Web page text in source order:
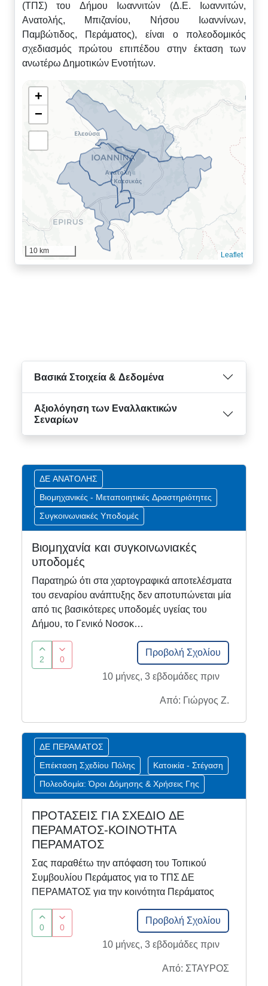
(ΤΠΣ)του Δήμου Ιωαννιτών (Δ.E. Ιωαννιτών,
Ανατολής,
Μπιζανίου, Νήσου Ιωαννίνων,
Παμβώτιδος, Περάματος),είναι ο πολεοδομικός
σχεδιασμός πρώτου επιπέδου στην έκταση των
ανωτέρω Δημοτικών Ενοτήτων.
+
−
10 km Leaflet
Βασικά Στοιχεία & Δεδομένα
Αξιολόγηση των Εναλλακτικών
Σεναρίων
ΔΕ ΑΝΑΤΟΛΗΣ
Βιομηχανικές - Μεταποιητικές Δραστηριότητες
Συγκοινωνιακές Υποδομές
Βιομηχανία και συγκοινωνιακές
υποδομές
Παρατηρώ ότι στα χαρτογραφικά αποτελέσματα
του σεναρίου ανάπτυξης δεν αποτυπώνεται μία
από τις βασικότερες υποδομές υγείας του
Δήμου, το Γενικό Νοσοκ…
2 0
Προβολή Σχολίου
10 μήνες, 3 εβδομάδες πριν
Από: Γιώργος Ζ.
ΔΕ ΠΕΡΑΜΑΤΟΣ
Επέκταση Σχεδίου Πόλης
Κατοικία - Στέγαση
Πολεοδομία: Όροι Δόμησης & Χρήσεις Γης
ΠΡΟΤΑΣΕΙΣ ΓΙΑ ΣΧΕΔΙΟ ΔΕ
ΠΕΡΑΜΑΤΟΣ-ΚΟΙΝΟΤΗΤΑ
ΠΕΡΑΜΑΤΟΣ
Σας παραθέτω την απόφαση του Τοπικού
Συμβουλίου Περάματος για το ΤΠΣ ΔΕ
ΠΕΡΑΜΑΤΟΣ για την κοινότητα Περάματος
0 0
Προβολή Σχολίου
10 μήνες, 3 εβδομάδες πριν
Από: ΣΤΑΥΡΟΣ